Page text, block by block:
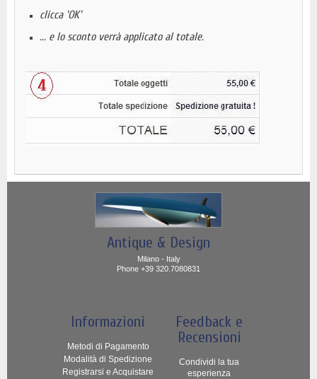
clicca 'OK'
... e lo sconto verrà applicato al totale.
Antique & Design
Milano - Italy
Phone +39 320.7080831
Informazioni
Metodi di Pagamento
Modalità di Spedizione
Registrarsi e Acquistare
Feedback e
Recensioni
Condividi la tua
esperienza